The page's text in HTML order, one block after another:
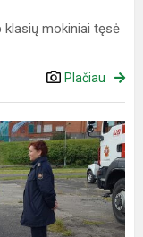
klasių mokiniai tęsė
Plačiau